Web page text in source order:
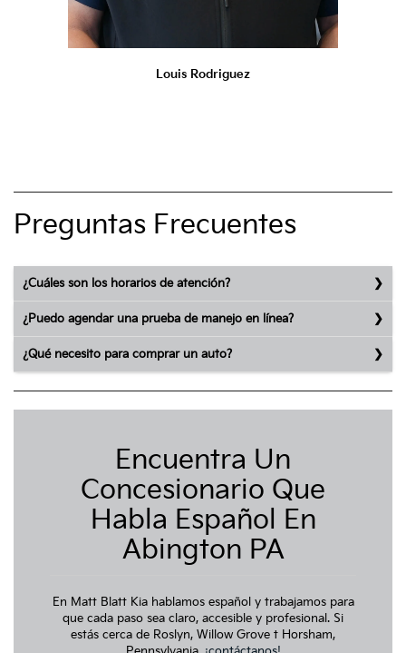
Louis Rodriguez
Preguntas Frecuentes
¿Cuáles son los horarios de atención?
¿Puedo agendar una prueba de manejo en línea?
¿Qué necesito para comprar un auto?
Encuentra Un
Concesionario Que
Habla Español En
Abington PA
En Matt Blatt Kia hablamos español y trabajamos para
que cada paso sea claro, accesible y profesional. Si
estás cerca de Roslyn, Willow Grove t Horsham,